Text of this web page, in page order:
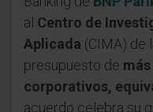
al Centro de
Aplicada (CIMA) de
presupuesto de
corporativos,
acuerdo celebra su